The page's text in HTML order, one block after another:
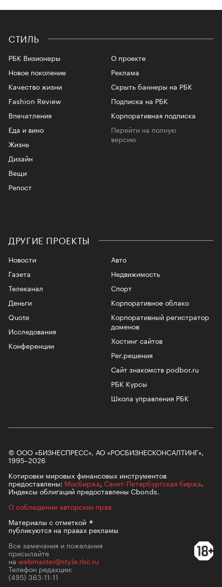
СТИЛЬ
РБК Визионеры
Новое поколение
Качество жизни
Fashion Review
Впечатления
Еда и вино
Жизнь
Дизайн
Вещи
Репост
О проекте
Реклама
Скрыть баннеры на РБК
Подписка на РБК
Корпоративная подписка
Перейти на полную
версию
ДРУГИЕ ПРОЕКТЫ
Новости
Газета
Телеканал
Авто
Недвижимость
Спорт
Корпоративное облако
Корпоративный регистратор
доменов
Хостинг сайтов
Рег.решения
Сайт знакомств podbor.ru
РБК Курсы
Школа управления РБК
Деньги
Quote
Исследования
Конференции
© ООО «БИЗНЕСПРЕСС», АО «РОСБИЗНЕСКОНСАЛТИНГ»,
1995–2026
Котировки мировых финансовых инструментов
предоставлены: Мосбиржа, Санкт-Петербургская биржа.
Индексы облигаций предоставлены Cbonds.
О соблюдении авторских прав
Материалы сотметкой
публикуются на правах рекламы
Все замечания и пожелания
присылайте
на webmaster@style.rbc.ru
Телефон редакции:
(495) 363-11-11